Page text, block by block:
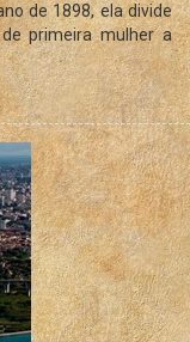
de 1898, ela divide
primeira mulher a